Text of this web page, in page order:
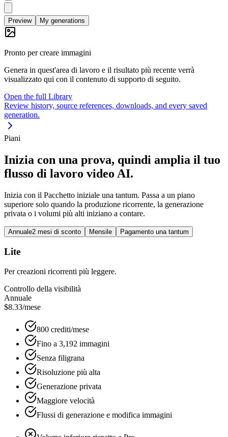
Preview My generations
Pronto per creare immagini
Genera in quest'area di lavoro e il risultato più recente verrà
visualizzato qui con il contenuto di supporto di seguito.
Open the full Library
Review history, source references, downloads, and every saved
generation.
Piani
Inizia con una prova, quindi amplia il tuo
flusso di lavoro video AI.
Inizia con il Pacchetto iniziale una tantum. Passa a un piano
superiore solo quando la produzione ricorrente, la generazione
privata o i volumi più alti iniziano a contare.
Annuale2 mesi di sconto Mensile Pagamento una tantum
Lite
Per creazioni ricorrenti più leggere.
Controllo della visibilità
Annuale
$8.33/mese
800 crediti/mese
Fino a 3,192 immagini
Senza filigrana
Risoluzione più alta
Generazione privata
Maggiore velocità
Flussi di generazione e modifica immagini